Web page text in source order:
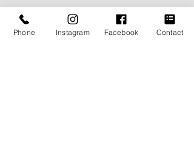
Phone Instagram Facebook Contact